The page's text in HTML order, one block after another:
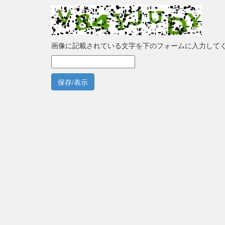
画像に記載されている文字を下のフォームに入力して
保存/表示